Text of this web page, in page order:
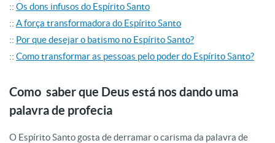
:: Os dons infusos do Espírito Santo
:: A força transformadora do Espírito Santo
:: Por que desejar o batismo no Espírito Santo?
:: Como transformar as pessoas pelo poder do Espírito Santo?
Como saber que Deus está nos dando uma
palavra de profecia
O Espírito Santo gosta de derramar o carisma da palavra de